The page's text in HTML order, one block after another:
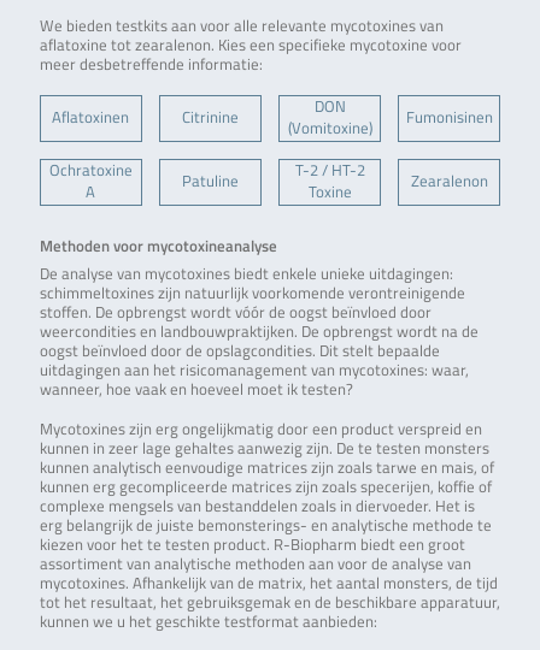
We bieden testkits aan voor alle relevante mycotoxines van
aflatoxine tot zearalenon. Kies een specifieke mycotoxine voor
meer desbetreffende informatie:
Aflatoxinen Citrinine
DON
(Vomitoxine)
Fumonisinen
Ochratoxine
A
Patuline
T-2 / HT-2
Toxine
Zearalenon
Methoden voor mycotoxineanalyse
De analyse van mycotoxines biedt enkele unieke uitdagingen:
schimmeltoxines zijn natuurlijk voorkomende verontreinigende
stoffen. De opbrengst wordt vóór de oogst beïnvloed door
weercondities en landbouwpraktijken. De opbrengst wordt na de
oogst beïnvloed door de opslagcondities. Dit stelt bepaalde
uitdagingen aan het risicomanagement van mycotoxines: waar,
wanneer, hoe vaak en hoeveel moet ik testen?
Mycotoxines zijn erg ongelijkmatig door een product verspreid en
kunnen in zeer lage gehaltes aanwezig zijn. De te testen monsters
kunnen analytisch eenvoudige matrices zijn zoals tarwe en mais, of
kunnen erg gecompliceerde matrices zijn zoals specerijen, koffie of
complexe mengsels van bestanddelen zoals in diervoeder. Het is
erg belangrijk de juiste bemonsterings- en analytische methode te
kiezen voor het te testen product. R-Biopharm biedt een groot
assortiment van analytische methoden aan voor de analyse van
mycotoxines. Afhankelijk van de matrix, het aantal monsters, de tijd
tot het resultaat, het gebruiksgemak en de beschikbare apparatuur,
kunnen we u het geschikte testformat aanbieden: